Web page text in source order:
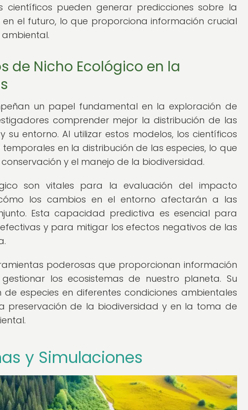
científicos pueden generar predicciones sobre la
el futuro, lo que proporciona información crucial
de Nicho Ecológico en la
un papel fundamental en la exploración de
comprender mejor la distribución de las
su entorno. Al utilizar estos modelos, los científicos
en la distribución de las especies, lo que
y el manejo de la biodiversidad.
son vitales para la evaluación del impacto
los cambios en el entorno afectarán a las
Esta capacidad predictiva es esencial para
y para mitigar los efectos negativos de las
poderosas que proporcionan información
los ecosistemas de nuestro planeta. Su
especies en diferentes condiciones ambientales
preservación de la biodiversidad y en la toma de
y Simulaciones